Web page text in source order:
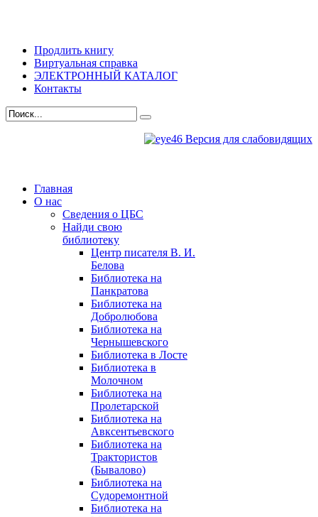
Продлить книгу
Виртуальная справка
ЭЛЕКТРОННЫЙ КАТАЛОГ
Контакты
Версия для слабовидящих
Главная
О нас
Сведения о ЦБС
Найди свою
библиотеку
Центр писателя В. И.
Белова
Библиотека на
Панкратова
Библиотека на
Добролюбова
Библиотека на
Чернышевского
Библиотека в Лосте
Библиотека в
Молочном
Библиотека на
Пролетарской
Библиотека на
Авксентьевского
Библиотека на
Трактористов
(Бывалово)
Библиотека на
Судоремонтной
Библиотека на